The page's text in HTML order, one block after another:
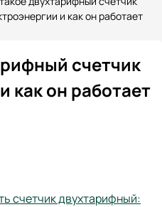
и как он работает
счетчик
как он работает
счетчик двухтарифный: